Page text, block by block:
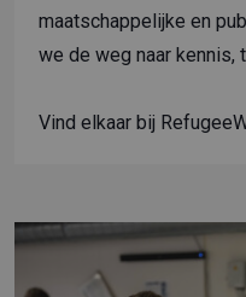
maatschappelijke en
we de weg naar kennis,
Vind elkaar bij